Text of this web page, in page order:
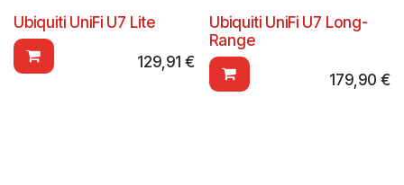
Ubiquiti UniFi U7 Lite
129,91 €
Ubiquiti UniFi U7 Long-
Range
179,90 €